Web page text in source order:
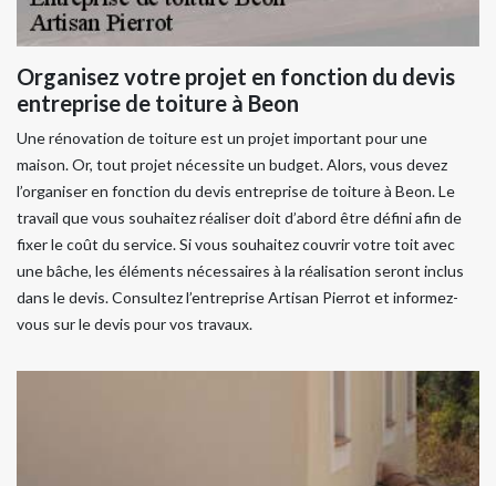
Organisez votre projet en fonction du devis
entreprise de toiture à Beon
Une rénovation de toiture est un projet important pour une
maison. Or, tout projet nécessite un budget. Alors, vous devez
l’organiser en fonction du devis entreprise de toiture à Beon. Le
travail que vous souhaitez réaliser doit d’abord être défini afin de
fixer le coût du service. Si vous souhaitez couvrir votre toit avec
une bâche, les éléments nécessaires à la réalisation seront inclus
dans le devis. Consultez l’entreprise Artisan Pierrot et informez-
vous sur le devis pour vos travaux.